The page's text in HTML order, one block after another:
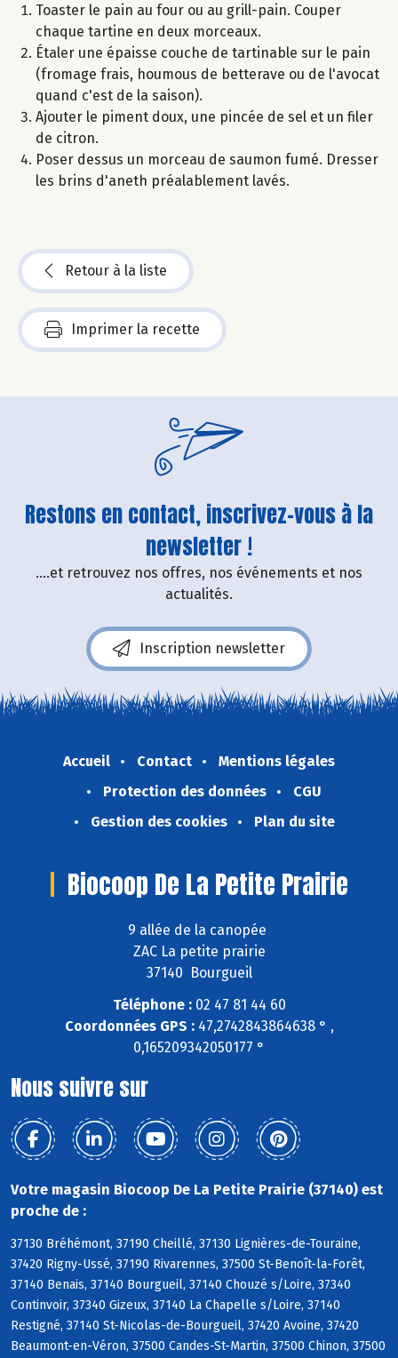
Toaster le pain au four ou au grill-pain. Couper
chaque tartine en deux morceaux.
Étaler une épaisse couche de tartinable sur le pain
(fromage frais, houmous de betterave ou de l'avocat
quand c'est de la saison).
Ajouter le piment doux, une pincée de sel et un filer
de citron.
Poser dessus un morceau de saumon fumé. Dresser
les brins d'aneth préalablement lavés.
Retour à la liste
Imprimer la recette
Restons en contact, inscrivez-vous à la
newsletter !
....et retrouvez nos offres, nos événements et nos
actualités.
Inscription newsletter
Accueil Contact
Mentions légales
Protection des données
CGU
Gestion des cookies
Plan du site
Biocoop De La Petite Prairie
9 allée de la canopée
ZAC La petite prairie
37140 Bourgueil
Téléphone :02 47 81 44 60
Coordonnées GPS :47,2742843864638 ° ,
0,165209342050177 °
Nous suivre sur
Votre magasin Biocoop De La Petite Prairie (37140) est
proche de :
37130 Bréhémont, 37190 Cheillé, 37130 Lignières-de-Touraine,
37420 Rigny-Ussé, 37190 Rivarennes, 37500 St-Benoît-la-Forêt,
37140 Benais, 37140 Bourgueil, 37140 Chouzé s/Loire, 37340
Continvoir, 37340 Gizeux, 37140 La Chapelle s/Loire, 37140
Restigné, 37140 St-Nicolas-de-Bourgueil, 37420 Avoine, 37420
Beaumont-en-Véron, 37500 Candes-St-Martin, 37500 Chinon, 37500